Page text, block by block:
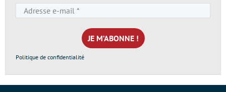
e-
mail
*
Politique de confidentialité